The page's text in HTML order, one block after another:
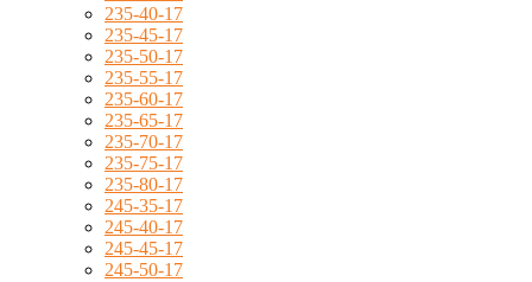
235-40-17
235-45-17
235-50-17
235-55-17
235-60-17
235-65-17
235-70-17
235-75-17
235-80-17
245-35-17
245-40-17
245-45-17
245-50-17